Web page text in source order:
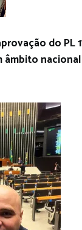
do PL
âmbito